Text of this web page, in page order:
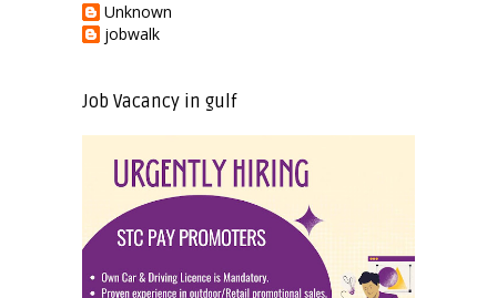
Unknown
jobwalk
Job Vacancy in gulf